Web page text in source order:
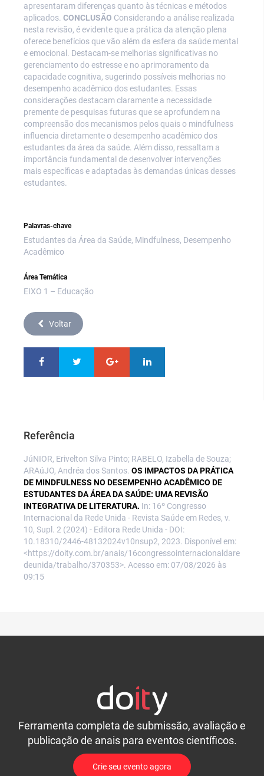
apresentaram diferenças quanto às técnicas e métodos
aplicados. CONCLUSÃO Considerando a análise realizada
nesta revisão, é evidente que a prática da atenção plena
oferece benefícios que vão além da esfera da saúde mental
e emocional. Destacam-se melhorias significativas no
gerenciamento do estresse e no aprimoramento da
capacidade cognitiva, sugerindo possíveis melhorias no
desempenho acadêmico dos estudantes. Essas
considerações destacam claramente a necessidade
premente de pesquisas futuras que se aprofundem na
compreensão dos mecanismos pelos quais o mindfulness
influencia diretamente o desempenho acadêmico dos
estudantes da área da saúde. Além disso, ressaltam a
importância fundamental de desenvolver intervenções
mais específicas e adaptadas às demandas únicas desses
estudantes.
Palavras-chave
Estudantes da Área da Saúde, Mindfulness, Desempenho
Acadêmico
Área Temática
EIXO 1 – Educação
Voltar
Referência
JúNIOR, Erivelton Silva Pinto; RABELO, Izabella de Souza;
ARAúJO, Andréa dos Santos. OS IMPACTOS DA PRÁTICA
DE MINDFULNESS NO DESEMPENHO ACADÊMICO DE
ESTUDANTES DA ÁREA DA SAÚDE: UMA REVISÃO
INTEGRATIVA DE LITERATURA. In: 16º Congresso
Internacional da Rede Unida - Revista Saúde em Redes, v.
10, Supl. 2 (2024) - Editora Rede Unida - DOI:
10.18310/2446-48132024v10nsup2, 2023. Disponível em:
<https://doity.com.br/anais/16congressointernacionaldare
deunida/trabalho/370353>. Acesso em: 07/08/2026 às
09:15
Ferramenta completa de submissão, avaliação e
publicação de anais para eventos científicos.
Crie seu evento agora